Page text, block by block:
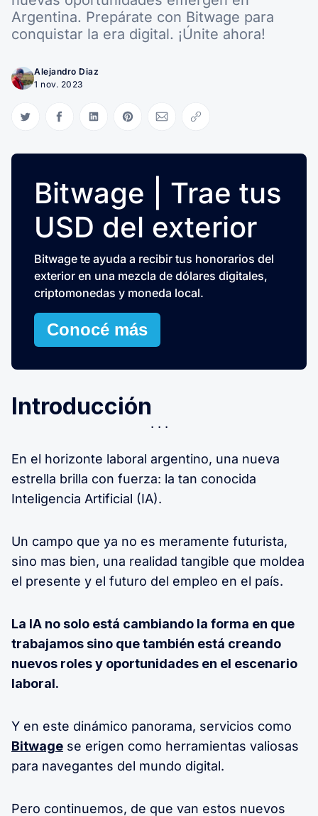
Argentina. Prepárate con Bitwage para
conquistar la era digital. ¡Únite ahora!
Alejandro Diaz
1 nov. 2023
Compartir en Twitter
Compartir en Facebook
Compartir en LinkedIn
Compartir en Pinterest
Compartir via Email
Copiar link
Bitwage | Trae tus
USD del exterior
Bitwage te ayuda a recibir tus honorarios del
exterior en una mezcla de dólares digitales,
criptomonedas y moneda local.
Conocé más
Introducción
En el horizonte laboral argentino, una nueva
estrella brilla con fuerza: la tan conocida
Inteligencia Artificial (IA).
Un campo que ya no es meramente futurista,
sino mas bien, una realidad tangible que moldea
el presente y el futuro del empleo en el país.
La IA no solo está cambiando la forma en que
trabajamos sino que también está creando
nuevos roles y oportunidades en el escenario
laboral.
Y en este dinámico panorama, servicios como
Bitwage se erigen como herramientas valiosas
para navegantes del mundo digital.
Pero continuemos, de que van estos nuevos